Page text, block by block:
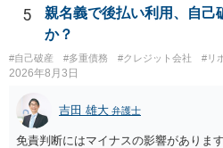
には変わりがありません。 なかなか
場でアドバイスを行うのも限界がある
を持参のうえ個別に弁護士に相談され
5
親名義で後払い利用、自己
か？
#自己破産 #多重債務 #クレジット会社 #リ
2026年8月3日
吉田 雄大 弁護士
免責判断にはマイナスの影響がありま